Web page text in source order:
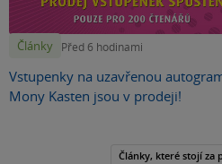
Články Před 6 hodinami
Vstupenky na uzavřenou
Mony Kasten jsou v prodeji!
Články, které stojí za